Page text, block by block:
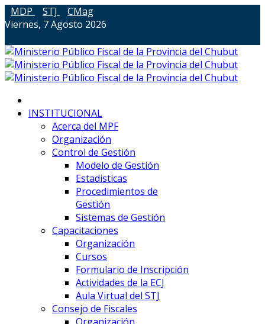
MDP STJ
CMag
Viernes, 7 Agosto 2026
INSTITUCIONAL
Acerca del MPF
Organización
Control de Gestión
Modelo de Gestión
Estadisticas
Procedimientos de
Gestión
Sistemas de Gestión
Capacitaciones
Organización
Cursos
Formulario de Inscripción
Actividades de la ECJ
Aula Virtual del STJ
Consejo de Fiscales